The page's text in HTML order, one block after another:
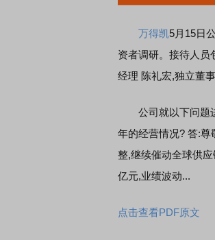
万得凯5月15日
资者调研。 接待人员
经理 陈礼宏,独立董
公司就以下问题
年的经营情况? 答:尊
整,继续催动全球供
亿元,业绩波动...
点击查看PDF原文
连线｜东方财富证券陈果：A股再平衡的
债券